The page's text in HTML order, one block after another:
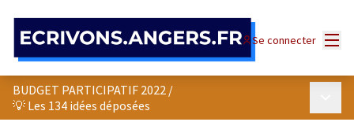
Se connecter
BUDGET PARTICIPATIF 2022 /
💡 Les 134 idées déposées